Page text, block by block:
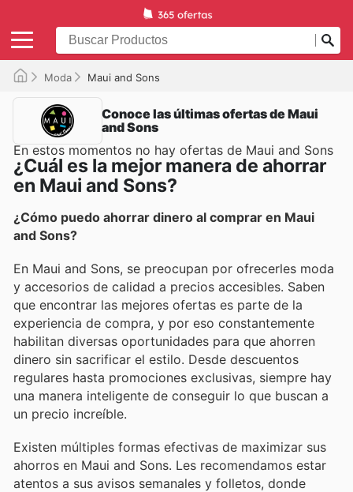
Moda Maui and Sons
Conoce las últimas ofertas de Maui
and Sons
En estos momentos no hay ofertas de Maui and Sons
¿Cuál es la mejor manera de ahorrar
en Maui and Sons?
¿Cómo puedo ahorrar dinero al comprar en Maui
and Sons?
En Maui and Sons, se preocupan por ofrecerles moda
y accesorios de calidad a precios accesibles. Saben
que encontrar las mejores ofertas es parte de la
experiencia de compra, y por eso constantemente
habilitan diversas oportunidades para que ahorren
dinero sin sacrificar el estilo. Desde descuentos
regulares hasta promociones exclusivas, siempre hay
una manera inteligente de conseguir lo que buscan a
un precio increíble.
Existen múltiples formas efectivas de maximizar sus
ahorros en Maui and Sons. Les recomendamos estar
atentos a sus avisos semanales y folletos, donde